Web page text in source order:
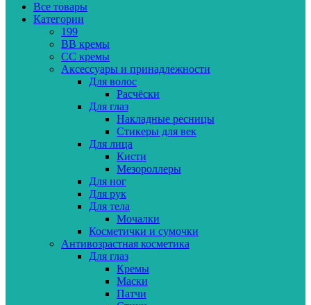
Все товары
Категории
199
BB кремы
CC кремы
Аксессуары и принадлежности
Для волос
Расчёски
Для глаз
Накладные ресницы
Стикеры для век
Для лица
Кисти
Мезороллеры
Для ног
Для рук
Для тела
Мочалки
Косметички и сумочки
Антивозрастная косметика
Для глаз
Кремы
Маски
Патчи